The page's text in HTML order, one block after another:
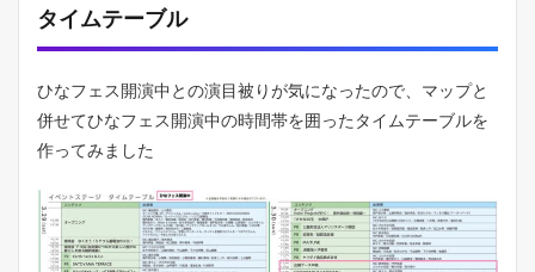
タイムテーブル
ひなフェス開演中との演目被りが気になったので、マップと
併せてひなフェス開演中の時間帯を囲ったタイムテーブルを
作ってみました